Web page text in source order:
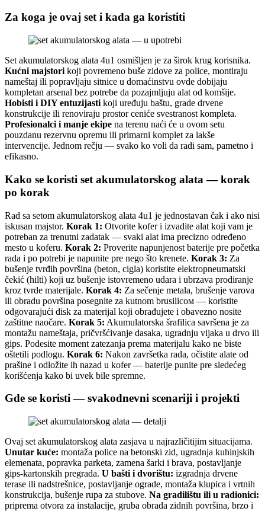
Za koga je ovaj set i kada ga koristiti
Set akumulatorskog alata 4u1 osmišljen je za širok krug korisnika.
Kućni majstori koji povremeno buše zidove za police, montiraju
nameštaj ili popravljaju sitnice u domaćinstvu ovde dobijaju
kompletan arsenal bez potrebe da pozajmljuju alat od komšije.
Hobisti i DIY entuzijasti koji uređuju baštu, grade drvene
konstrukcije ili renoviraju prostor ceniće svestranost kompleta.
Profesionalci i manje ekipe na terenu naći će u ovom setu
pouzdanu rezervnu opremu ili primarni komplet za lakše
intervencije. Jednom rečju — svako ko voli da radi sam, pametno i
efikasno.
Kako se koristi set akumulatorskog alata — korak
po korak
Rad sa setom akumulatorskog alata 4u1 je jednostavan čak i ako nisi
iskusan majstor. Korak 1: Otvorite kofer i izvadite alat koji vam je
potreban za trenutni zadatak — svaki alat ima precizno određeno
mesto u koferu. Korak 2: Proverite napunjenost baterije pre početka
rada i po potrebi je napunite pre nego što krenete. Korak 3: Za
bušenje tvrđih površina (beton, cigla) koristite elektropneumatski
čekić (hilti) koji uz bušenje istovremeno udara i ubrzava prodiranje
kroz tvrde materijale. Korak 4: Za sečenje metala, brušenje varova
ili obradu površina posegnite za kutnom brusilicом — koristite
odgovarajući disk za materijal koji obrađujete i obavezno nosite
zaštitne naočare. Korak 5: Akumulatorska šrafilica savršena je za
montažu nameštaja, pričvršćivanje dasaka, ugradnju vijaka u drvo ili
gips. Podesite moment zatezanja prema materijalu kako ne biste
oštetili podlogu. Korak 6: Nakon završetka rada, očistite alate od
prašine i odložite ih nazad u kofer — baterije punite pre sledećeg
korišćenja kako bi uvek bile spremne.
Gde se koristi — svakodnevni scenariji i projekti
Ovaj set akumulatorskog alata zasjava u najrazličitijim situacijama.
Unutar kuće: montaža police na betonski zid, ugradnja kuhinjskih
elemenata, popravka parketa, zamena šarki i brava, postavljanje
gips-kartonskih pregrada. U bašti i dvorištu: izgradnja drvene
terase ili nadstrešnice, postavljanje ograde, montaža klupica i vrtnih
konstrukcija, bušenje rupa za stubove. Na gradilištu ili u radionici:
priprema otvora za instalacije, gruba obrada zidnih površina, brzo i